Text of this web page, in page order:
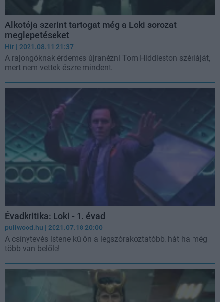
Alkotója szerint tartogat még a Loki sorozat
meglepetéseket
Hír | 2021.08.11 21:37
A rajongóknak érdemes újranézni Tom Hiddleston szériáját,
mert nem vettek észre mindent.
Évadkritika: Loki - 1. évad
puliwood.hu | 2021.07.18 20:00
A csínytevés istene külön a legszórakoztatóbb, hát ha még
több van belőle!